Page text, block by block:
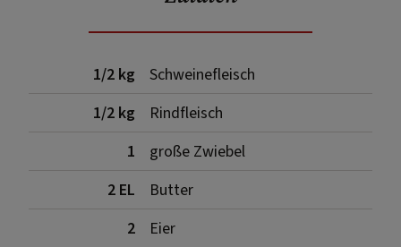
1/2 kg
Schweinefleisch
1/2 kg
Rindfleisch
1
große Zwiebel
2 EL
Butter
2
Eier